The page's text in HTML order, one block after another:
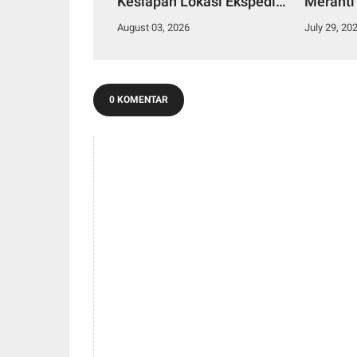
Merah Putih Presisi
August 03, 2026
2029
July 29,
0 KOMENTAR